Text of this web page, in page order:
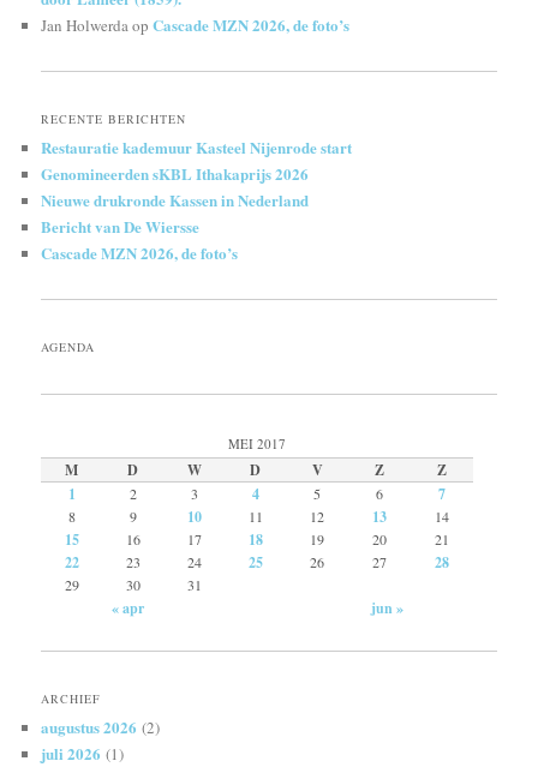
Jan HolwerdaopCascade MZN 2026, de foto’s
RECENTE BERICHTEN
Restauratie kademuur Kasteel Nijenrode start
Genomineerden sKBL Ithakaprijs 2026
Nieuwe drukronde Kassen in Nederland
Bericht van De Wiersse
Cascade MZN 2026, de foto’s
AGENDA
MEI 2017
M D W D V Z
Z
1
2 3 4 5 6 7
8 9 10 11 12 13 14
15 16 17 18 19 20 21
22 23 24 25 26 27 28
29 30 31
« apr jun »
ARCHIEF
augustus 2026 (2)
juli 2026 (1)